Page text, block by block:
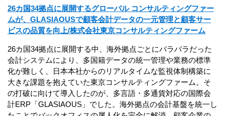
26カ国34拠点に展開するグローバル コンサルティングファー
ムが、GLASIAOUSで顧客会計データの一元管理と顧客サー
ビスの品質を向上/株式会社東京コンサルティングファーム
26カ国34拠点に展開する中、海外拠点ごとにバラバラだった
会計システムにより、多国籍データの統一管理や業務の標準
化が難しく、日本本社からのリアルタイムな監視体制構築に
大きな課題を抱えていた東京コンサルティングファーム。そ
の打破に向けて導入したのが、多言語・多通貨対応の国際会
計ERP「GLASIAOUS」でした。海外拠点の会計基盤を統一し